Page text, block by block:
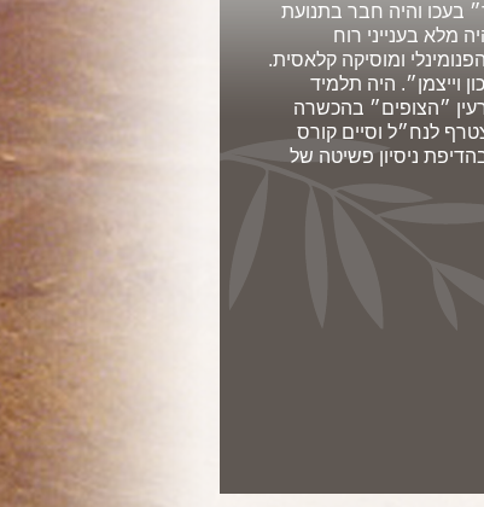
בעכו והיה חבר בתנועת
מלא בענייני רוח
ומוסיקה קלאסית.
וייצמן״. היה תלמיד
״הצופים״ בהכשרה
גויס לצה״ל והצטרף לנח״ל וסיים קורס
ניסיון פשיטה של